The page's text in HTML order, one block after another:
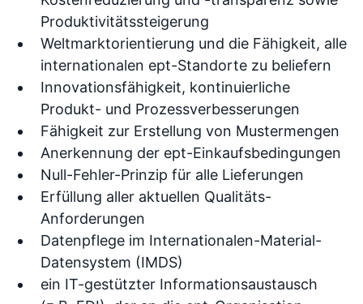
Produktivitätssteigerung
Weltmarktorientierung und die Fähigkeit, alle
internationalen ept-Standorte zu beliefern
Innovationsfähigkeit, kontinuierliche
Produkt- und Prozessverbesserungen
Fähigkeit zur Erstellung von Mustermengen
Anerkennung der ept-Einkaufsbedingungen
Null-Fehler-Prinzip für alle Lieferungen
Erfüllung aller aktuellen Qualitäts-
Anforderungen
Datenpflege im Internationalen-Material-
Datensystem (IMDS)
ein IT-gestützter Informationsaustausch